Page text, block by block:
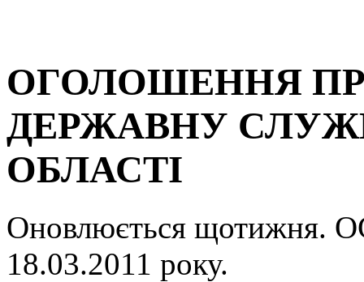
ОГОЛОШЕННЯ
ДЕРЖАВНУ
ОБЛАСТІ
Оновлюється
18.03.2011 року.